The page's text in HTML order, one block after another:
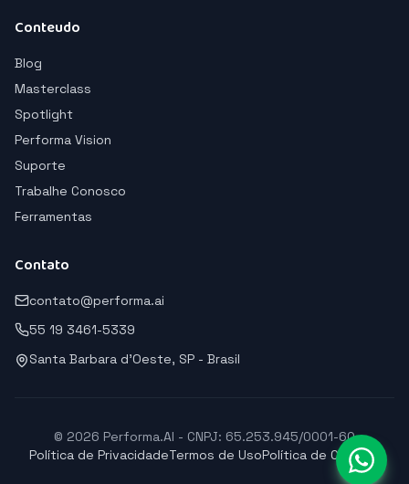
Conteudo
Blog
Masterclass
Spotlight
Performa Vision
Suporte
Trabalhe Conosco
Ferramentas
Contato
contato@performa.ai
55 19 3461-5339
Santa Barbara d'Oeste, SP - Brasil
© 2026 Performa.AI - CNPJ: 65.253.945/0001-60
Política de PrivacidadeTermos de UsoPolítica de Cookies